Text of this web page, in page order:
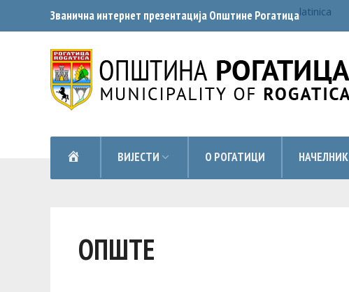
Званична интернет презентација Општинe Рогатицаlatinica
НАСЛОВНАВИЈЕСТИ О РОГАТИЦИ НАЧЕЛНИК
ОПШТЕ